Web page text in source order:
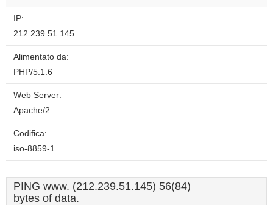
IP:
212.239.51.145
Alimentato da:
PHP/5.1.6
Web Server:
Apache/2
Codifica:
iso-8859-1
PING www. (212.239.51.145) 56(84)
bytes of data.